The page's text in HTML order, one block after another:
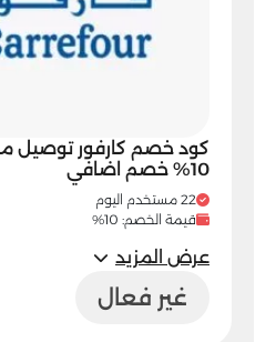
كود خصم كارفور توصيل
10% خصم اضافي
22 مستخدم اليوم
قيمة الخصم: 10%
عرض المزيد
غير فعال